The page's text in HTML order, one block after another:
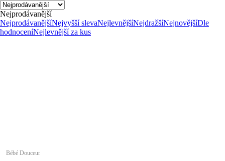
Nejprodávanější
NejprodávanějšíNejvyšší slevaNejlevnějšíNejdražšíNejnovějšíDle
hodnoceníNejlevnější za kus
Bébé Douceur